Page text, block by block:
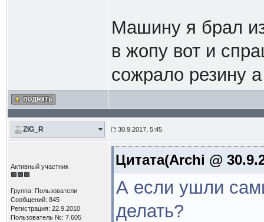
Машину я брал
в жопу вот и
сожрало резину
ZIG_R 30.9.2017, 5:45
Активный участник
Группа: Пользователи
Сообщений: 845
Регистрация: 22.9.2010
Пользователь №: 7.605
Цитата(Archi @
А если ушли
делать?